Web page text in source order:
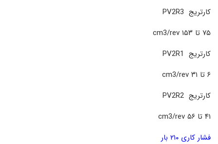
کارتریج PV2R3
۷۵ تا ۱۵۳ cm3/rev
کارتریج PV2R1
۶ تا ۳۱ cm3/rev
کارتریج PV2R2
۴۱ تا ۵۶ cm3/rev
فشار کاری ۲۱۰ بار